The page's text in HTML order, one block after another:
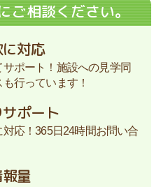
ご相談ください。
対応
ポート！施設への見学同
行っています！
ポート
応！365日24時間お問い合
量